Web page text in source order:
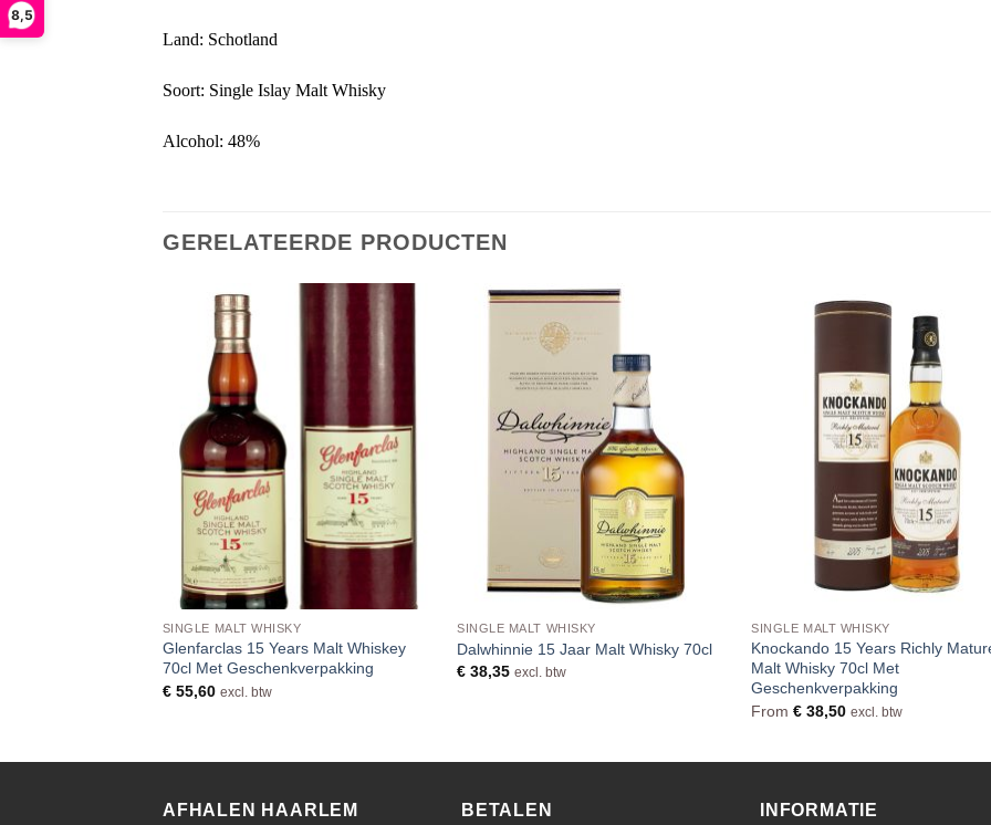
8,5
Land: Schotland
Soort: Single Islay Malt Whisky
Alcohol: 48%
GERELATEERDE PRODUCTEN
SINGLE MALT WHISKY
Glenfarclas 15 Years Malt Whiskey
70cl Met Geschenkverpakking
€55,60 excl. btw
SINGLE MALT WHISKY
Dalwhinnie 15 Jaar Malt Whisky 70cl
€ 38,35 excl. btw
SINGLE MALT WHISKY
Knockando 15 Years Richly
Malt Whisky 70cl Met
Geschenkverpakking
From€ 38,50 excl. btw
AFHALEN HAARLEM BETALEN INFORMATIE